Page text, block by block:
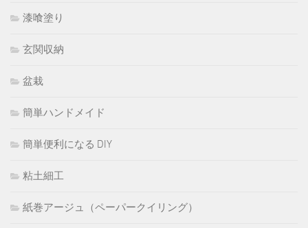
漆喰塗り
玄関収納
盆栽
簡単ハンドメイド
簡単便利になる DIY
粘土細工
紙巻アージュ（ペーパークイリング）